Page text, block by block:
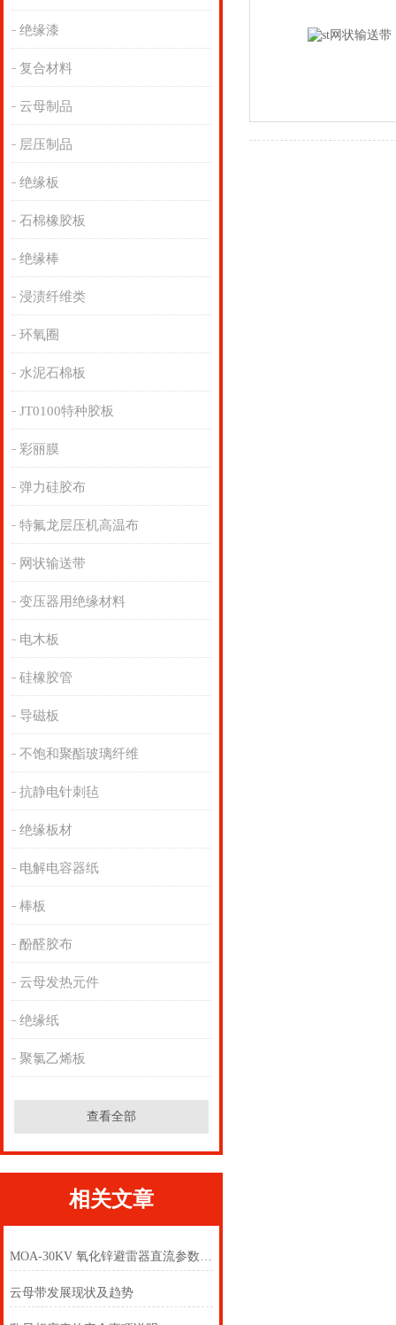
绝缘漆
复合材料
云母制品
层压制品
绝缘板
石棉橡胶板
绝缘棒
浸渍纤维类
环氧圈
水泥石棉板
JT0100特种胶板
彩丽膜
弹力硅胶布
特氟龙层压机高温布
网状输送带
变压器用绝缘材料
电木板
硅橡胶管
导磁板
不饱和聚酯玻璃纤维
抗静电针刺毡
绝缘板材
电解电容器纸
棒板
酚醛胶布
云母发热元件
绝缘纸
聚氯乙烯板
查看全部
相关文章
MOA-30KV 氧化锌避雷器直流参数检测仪
云母带发展现状及趋势